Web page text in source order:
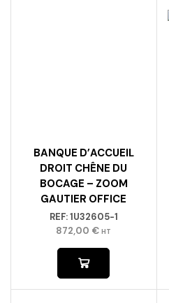
BANQUE D’ACCUEIL
DROIT CHÊNE DU
BOCAGE – ZOOM
GAUTIER OFFICE
REF:1U32605-1
872,00 € HT